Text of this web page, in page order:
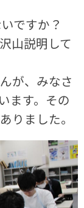
ですか？
山説明して
が、みなさ
ます。その
りました。